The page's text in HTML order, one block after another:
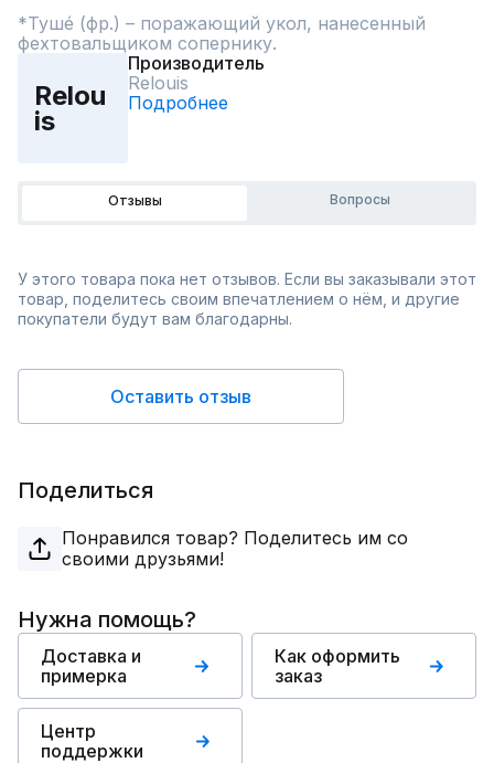
*Тушé (фр.) – поражающий укол, нанесенный
фехтовальщиком сопернику.
Relou
is
Производитель
Relouis
Подробнее
Отзывы Вопросы
У этого товара пока нет отзывов. Если вы заказывали этот
товар, поделитесь своим впечатлением о нём, и другие
покупатели будут вам благодарны.
Оставить отзыв
Поделиться
Понравился товар? Поделитесь им со
своими друзьями!
Нужна помощь?
Доставка и
примерка
Как оформить
заказ
Центр
поддержки